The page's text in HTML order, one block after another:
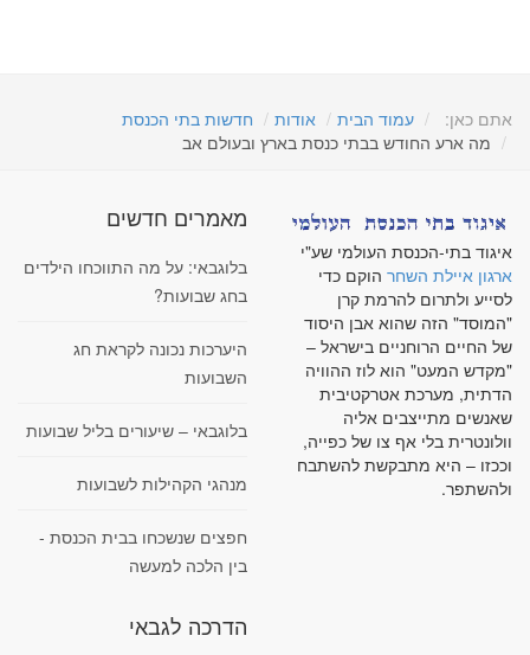
אתם כאן: עמוד הבית אודות
חדשות בתי הכנסת
מה ארע החודש בבתי כנסת בארץ ובעולם אב
איגוד בתי-הכנסת העולמי שע"י
ארגון איילת השחר הוקם כדי
לסייע ולתרום להרמת קרן
"המוסד" הזה שהוא אבן היסוד
של החיים הרוחניים בישראל –
"מקדש המעט" הוא לוז ההוויה
הדתית, מערכת אטרקטיבית
שאנשים מתייצבים אליה
וולונטרית בלי אף צו של כפייה,
וככזו – היא מתבקשת להשתבח
ולהשתפר.
מאמרים חדשים
בלוגבאי: על מה התווכחו הילדים
בחג שבועות?
היערכות נכונה לקראת חג
השבועות
בלוגבאי – שיעורים בליל שבועות
מנהגי הקהילות לשבועות
חפצים שנשכחו בבית הכנסת -
בין הלכה למעשה
הדרכה לגבאי